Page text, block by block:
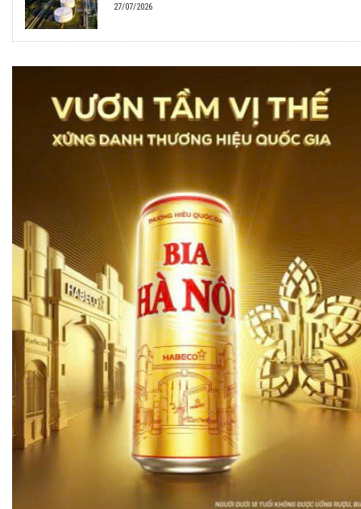
27/07/2026